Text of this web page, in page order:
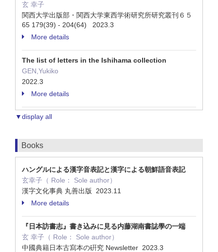
玄 幸子
関西大学出版部・関西大学東西学術研究所研究叢刊６５
65 179(39) - 204(64) 2023.3
More details
The list of letters in the Ishihama collection
GEN,Yukiko
2022.3
More details
▼display all
Books
ハングルによる漢字音表記と漢字による朝鮮語音表記
玄幸子（ Role： Sole author）
漢字文化事典 丸善出版 2023.11
More details
『日本訪書志』書き込みに見る内藤湖南書誌學の一端
玄 幸子（ Role： Sole author）
中國典籍日本古寫本の硏究 Newsletter 2023.3